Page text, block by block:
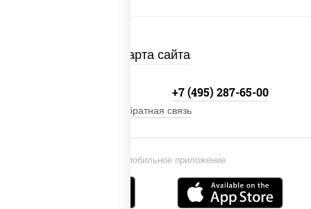
Карта сайта
Установи мобильное приложение
+7 (495) 287-65-00
Обратная связь